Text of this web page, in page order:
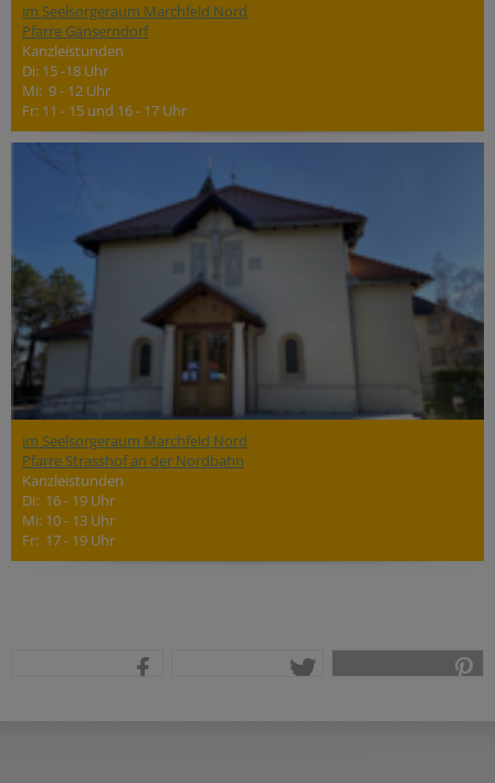
im Seelsorgeraum Marchfeld Nord
Pfarre Gänserndorf
Kanzleistunden
Di: 15 -18 Uhr
Mi: 9 - 12 Uhr
Fr: 11 - 15 und 16 - 17 Uhr
im Seelsorgeraum Marchfeld Nord
Pfarre Strasshof an der Nordbahn
Kanzleistunden
Di: 16 - 19 Uhr
Mi: 10 - 13 Uhr
Fr: 17 - 19 Uhr